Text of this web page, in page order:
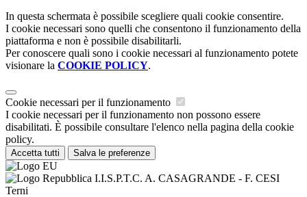
In questa schermata è possibile scegliere quali cookie consentire.
I cookie necessari sono quelli che consentono il funzionamento della
piattaforma e non è possibile disabilitarli.
Per conoscere quali sono i cookie necessari al funzionamento potete
visionare la COOKIE POLICY.
Cookie necessari per il funzionamento
I cookie necessari per il funzionamento non possono essere
disabilitati. È possibile consultare l'elenco nella pagina della cookie
policy.
Accetta tutti Salva le preferenze
I.I.S.P.T.C. A. CASAGRANDE - F. CESI
Terni